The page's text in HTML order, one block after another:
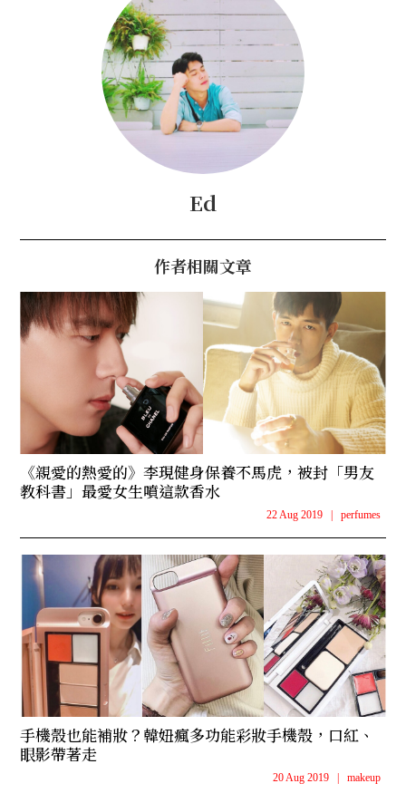
Ed
作者相關文章
《親愛的熱愛的》李現健身保養不馬虎，被封「男友
教科書」最愛女生噴這款香水
22 Aug 2019 perfumes
手機殼也能補妝？韓妞瘋多功能彩妝手機殼，口紅、
眼影帶著走
20 Aug 2019 makeup